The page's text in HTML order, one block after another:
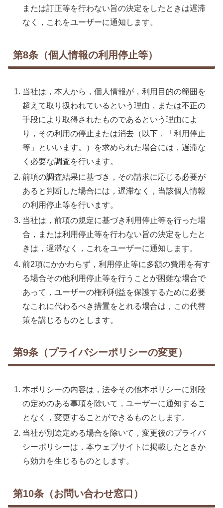
または訂正等を行わない旨の決定をしたときは遅滞
なく，これをユーザーに通知します。
第8条（個人情報の利用停止等）
当社は，本人から，個人情報が，利用目的の範囲を
超えて取り扱われているという理由，または不正の
手段により取得されたものであるという理由によ
り，その利用の停止または消去（以下，「利用停止
等」といいます。）を求められた場合には，遅滞な
く必要な調査を行います。
前項の調査結果に基づき，その請求に応じる必要が
あると判断した場合には，遅滞なく，当該個人情報
の利用停止等を行います。
当社は，前項の規定に基づき利用停止等を行った場
合，または利用停止等を行わない旨の決定をしたと
きは，遅滞なく，これをユーザーに通知します。
前2項にかかわらず，利用停止等に多額の費用を有す
る場合その他利用停止等を行うことが困難な場合で
あって，ユーザーの権利利益を保護するために必要
なこれに代わるべき措置をとれる場合は，この代替
策を講じるものとします。
第9条（プライバシーポリシーの変更）
本ポリシーの内容は，法令その他本ポリシーに別段
の定めのある事項を除いて，ユーザーに通知するこ
となく，変更することができるものとします。
当社が別途定める場合を除いて，変更後のプライバ
シーポリシーは，本ウェブサイトに掲載したときか
ら効力を生じるものとします。
第10条（お問い合わせ窓口）